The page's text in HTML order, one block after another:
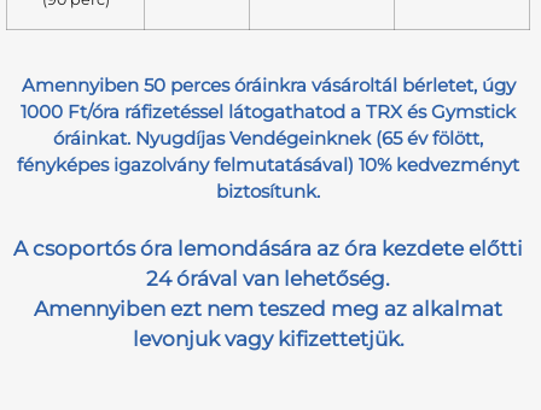
Amennyiben 50 perces óráinkra vásároltál bérletet, úgy
1000 Ft/óra ráfizetéssel látogathatod a TRX és Gymstick
óráinkat. Nyugdíjas Vendégeinknek (65 év fölött,
fényképes igazolvány felmutatásával) 10% kedvezményt
biztosítunk.
A csoportós óra lemondására az óra kezdete előtti
24 órával van lehetőség.
Amennyiben ezt nem teszed meg az alkalmat
levonjuk vagy kifizettetjük.